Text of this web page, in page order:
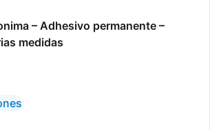
– Adhesivo permanente –
medidas